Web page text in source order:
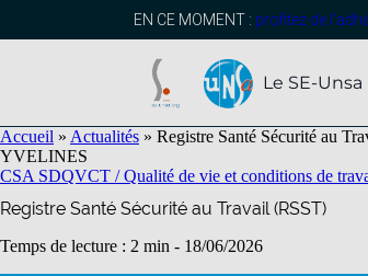
EN CE MOMENT : profitez de
Le SE-Unsa
Accueil » Actualités » Registre Santé Sécurité au
YVELINES
CSA SDQVCT / Qualité de vie et conditions de
Registre Santé Sécurité au Travail (RSST)
Temps de lecture : 2 min - 18/06/2026